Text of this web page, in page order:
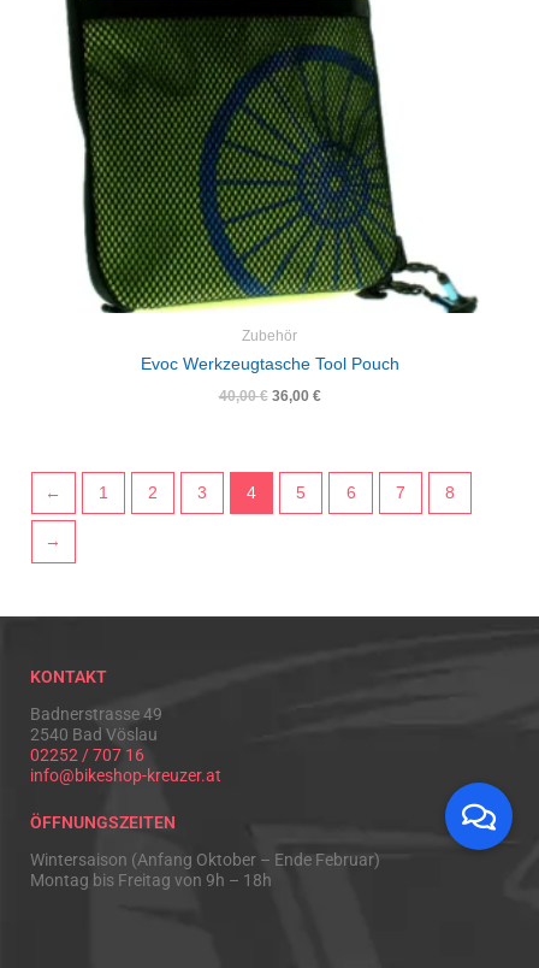
Zubehör
Evoc Werkzeugtasche Tool Pouch
40,00€ 36,00 €
← 1 2 3 4 5 6 7 8
→
KONTAKT
Badnerstrasse 49
2540 Bad Vöslau
02252 / 707 16
info@bikeshop-kreuzer.at
ÖFFNUNGSZEITEN
Wintersaison (Anfang Oktober – Ende Februar)
Montag bis Freitag von 9h – 18h